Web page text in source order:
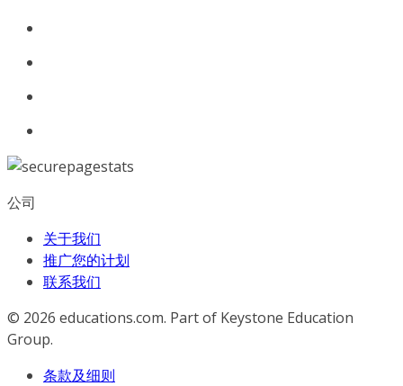
公司
关于我们
推广您的计划
联系我们
© 2026 educations.com. Part of Keystone Education
Group.
条款及细则